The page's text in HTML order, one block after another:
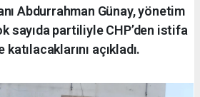
Abdurrahman Günay, yönetim
sayıda partiliyle CHP’den istifa
açıkladı.